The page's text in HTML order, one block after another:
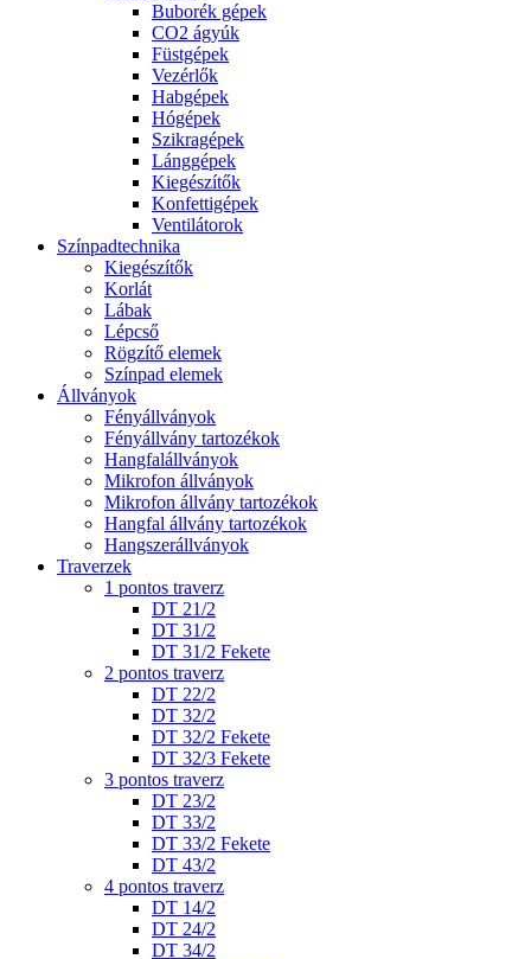
Buborék gépek
CO2 ágyúk
Füstgépek
Vezérlők
Habgépek
Hógépek
Szikragépek
Lánggépek
Kiegészítők
Konfettigépek
Ventilátorok
Színpadtechnika
Kiegészítők
Korlát
Lábak
Lépcső
Rögzítő elemek
Színpad elemek
Állványok
Fényállványok
Fényállvány tartozékok
Hangfalállványok
Mikrofon állványok
Mikrofon állvány tartozékok
Hangfal állvány tartozékok
Hangszerállványok
Traverzek
1 pontos traverz
DT 21/2
DT 31/2
DT 31/2 Fekete
2 pontos traverz
DT 22/2
DT 32/2
DT 32/2 Fekete
DT 32/3 Fekete
3 pontos traverz
DT 23/2
DT 33/2
DT 33/2 Fekete
DT 43/2
4 pontos traverz
DT 14/2
DT 24/2
DT 34/2